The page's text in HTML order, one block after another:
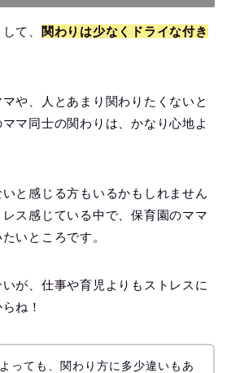
て、
関わりは少なくドライな付き
や、人とあまり関わりたくないと
マ同士の関わりは、かなり心地よ
と感じる方もいるかもしれません
ス感じている中で、保育園のママ
いところです。
が、仕事や育児よりもストレスに
ね！
っても、関わり方に多少違いもあ